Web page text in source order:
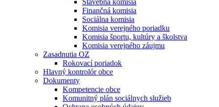
Stavebná komisia
Finančná komisia
Sociálna komisia
Komisia verejného poriadku
Komisia športu, kultúry a školstva
Komisia verejného záujmu
Zasadnutia OZ
Rokovací poriadok
Hlavný kontrolór obce
Dokumenty
Kompetencie obce
Komunitný plán sociálnych služieb